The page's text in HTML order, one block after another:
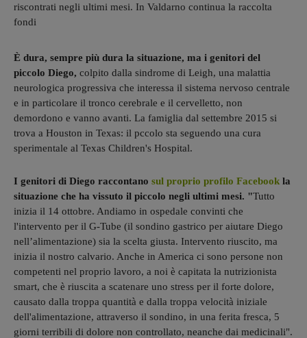
riscontrati negli ultimi mesi. In Valdarno continua la raccolta
fondi
È dura, sempre più dura la situazione, ma i genitori del
piccolo Diego, colpito dalla sindrome di Leigh, una malattia
neurologica progressiva che interessa il sistema nervoso centrale
e in particolare il tronco cerebrale e il cervelletto, non
demordono e vanno avanti. La famiglia dal settembre 2015 si
trova a Houston in Texas: il pccolo sta seguendo una cura
sperimentale al Texas Children's Hospital.
I genitori di Diego raccontano sul proprio profilo Facebook la
situazione che ha vissuto il piccolo negli ultimi mesi. "Tutto
inizia il 14 ottobre. Andiamo in ospedale convinti che
l'intervento per il G-Tube (il sondino gastrico per aiutare Diego
nell’alimentazione) sia la scelta giusta. Intervento riuscito, ma
inizia il nostro calvario. Anche in America ci sono persone non
competenti nel proprio lavoro, a noi è capitata la nutrizionista
smart, che è riuscita a scatenare uno stress per il forte dolore,
causato dalla troppa quantità e dalla troppa velocità iniziale
dell'alimentazione, attraverso il sondino, in una ferita fresca, 5
giorni terribili di dolore non controllato, neanche dai medicinali".